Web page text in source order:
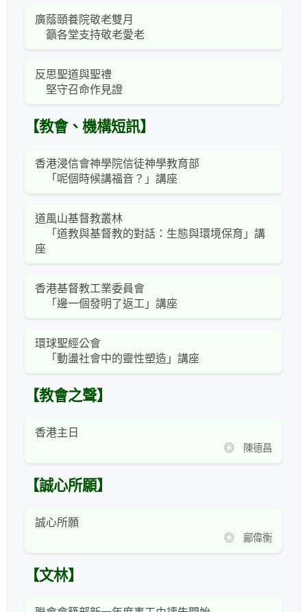
廣蔭頤養院敬老雙月
籲各堂支持敬老愛老
反思聖道與聖禮
堅守召命作見證
【教會、機構短訊】
香港浸信會神學院信徒神學教育部
「呢個時候講福音？」講座
道風山基督教叢林
「道教與基督教的對話：生態與環境保育」講
座
香港基督教工業委員會
「邊一個發明了返工」講座
環球聖經公會
「動盪社會中的靈性塑造」講座
【教會之聲】
香港主日
◎ 陳德昌
【誠心所願】
誠心所願
◎ 鄺偉衡
【文林】